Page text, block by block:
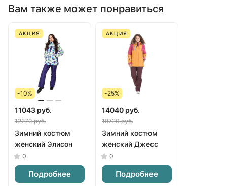
Вам также может понравиться
АКЦИЯ
-10%
11043 руб.
12270 руб.
Зимний костюм
женский Элисон
0
Подробнее
АКЦИЯ
-25%
14040 руб.
18720 руб.
Зимний костюм
женский Джесс
0
Подробнее